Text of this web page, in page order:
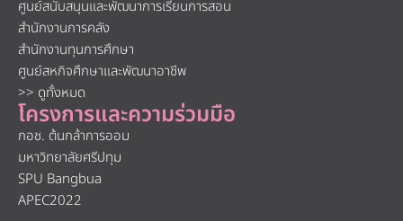
ศูนย์สนับสนุนและพัฒนาการเรียนการสอน
สำนักงานการคลัง
สำนักงานทุนการศึกษา
ศูนย์สหกิจศึกษาและพัฒนาอาชีพ
>> ดูทั้งหมด
โครงการและความร่วมมือ
กอช. ต้นกล้าการออม
มหาวิทยาลัยศรีปทุม
SPU Bangbua
APEC2022